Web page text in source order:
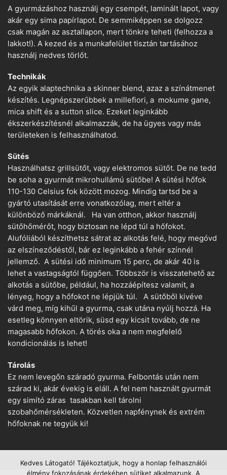
A gyurmázáshoz használj egy csempét, laminált lapot, vagy
akár egy sima papírlapot. De semmiképpen se dolgozz
csak magán az asztallapon, mert tönkre teheti (felhozza a
lakkot!). A kezed és a munkafelület tisztán tartásához
használj nedves törlőt.
Technikák
Az egyik alaptechnika a skinner blend, azaz a színátmenet
készítés. Legnépszerűbbek a millefiori, a mokume gane,
mica shift és a sutton slice. Ezeket leginkább
ékszerkészítésnél alkalmazzák, de ha ügyes vagy más
területeken is felhasználhatod.
Sütés
Használhatsz grillsütőt, vagy elektromos sütőt. De ne tedd
be soha a gyurmát mikrohullámú sütőbe! A sütési hőfok
110-130 Celsius fok között mozog. Mindig tartsd be a
gyártó utasítását erre vonatkozólag, mert eltér a
különböző márkáknál. Ha van otthon, akkor használj
sütőhőmérőt, hogy biztosan ne lépd túl a hőfokot.
Alufóliából készíthetsz sátrat az alkotás felé, hogy megóvd
az elszíneződéstől, bár ez leginkább a fehér színnél
jellemző. A sütési idő minimum 15 perc, de akár 40 is
lehet a vastagságtól függően. Többször is visszatehető az
alkotás a sütőbe, például, ha hozzáépítesz valamit, a
lényeg, hogy a hőfokot ne lépjük túl. A sütőből kivéve
várd meg, míg kihűl a gyurma, csak utána nyúlj hozzá. Ha
esetleg könnyen eltörik, süsd egy kicsit tovább, de ne
magasabb hőfokon. A törés oka a nem megfelelő
kondicionálás is lehet!
Tárolás
Ez nem levegőn száradó gyurma. Felbontás után nem
szárad ki, akár évekig is eláll. A fel nem használt gyurmát
egy simító záras tasakban kell tárolni
szobahőmérsékleten. Közvetlen napfénynek és extrém
hőfoknak ne tegyük ki!
Kedves Látogató! Tájékoztatjuk, hogy a honlap felhasználói
élmény fokozásának érdekében sütiket alkalmazunk. A